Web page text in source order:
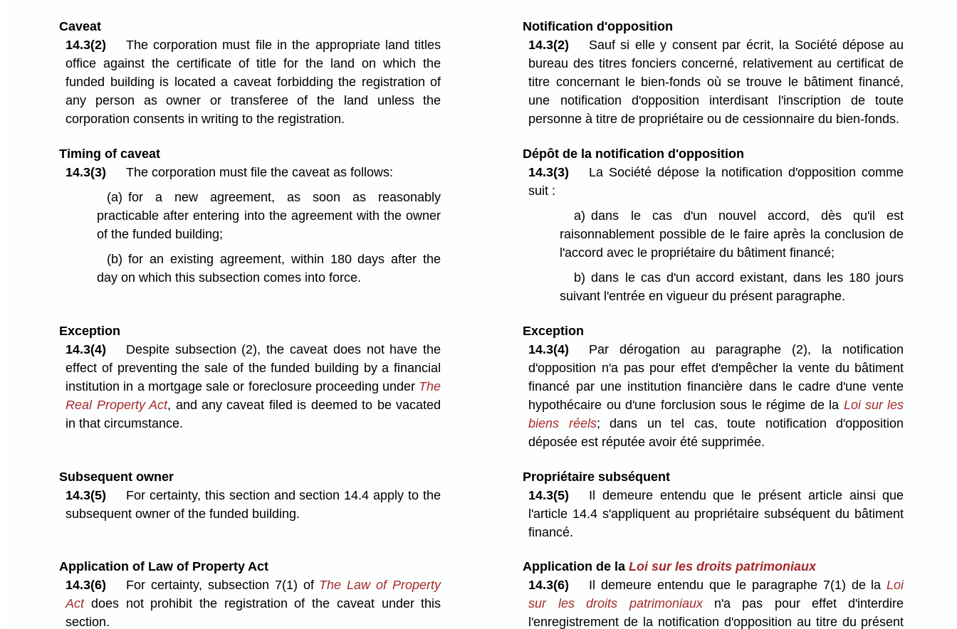
Caveat
14.3(2)
The corporation must file in the appropriate land titles
office against the certificate of title for the land on which the
funded building is located a caveat forbidding the registration of
any person as owner or transferee of the land unless the
corporation consents in writing to the registration.
Notification d'opposition
14.3(2)
Sauf si elle y consent par écrit, la Société dépose au
bureau des titres fonciers concerné, relativement au certificat de
titre concernant le bien-fonds où se trouve le bâtiment financé,
une notification d'opposition interdisant l'inscription de toute
personne à titre de propriétaire ou de cessionnaire du bien-fonds.
Timing of caveat
14.3(3)
The corporation must file the caveat as follows:
(a) for a new agreement, as soon as reasonably
practicable after entering into the agreement with the owner
of the funded building;
(b) for an existing agreement, within 180 days after the
day on which this subsection comes into force.
Dépôt de la notification d'opposition
14.3(3)
La Société dépose la notification d'opposition comme
suit :
a) dans le cas d'un nouvel accord, dès qu'il est
raisonnablement possible de le faire après la conclusion de
l'accord avec le propriétaire du bâtiment financé;
b) dans le cas d'un accord existant, dans les 180 jours
suivant l'entrée en vigueur du présent paragraphe.
Exception
14.3(4)
Despite subsection (2), the caveat does not have the
effect of preventing the sale of the funded building by a financial
institution in a mortgage sale or foreclosure proceeding under The
Real Property Act, and any caveat filed is deemed to be vacated
in that circumstance.
Exception
14.3(4)
Par dérogation au paragraphe (2), la notification
d'opposition n'a pas pour effet d'empêcher la vente du bâtiment
financé par une institution financière dans le cadre d'une vente
hypothécaire ou d'une forclusion sous le régime de la Loi sur les
biens réels; dans un tel cas, toute notification d'opposition
déposée est réputée avoir été supprimée.
Subsequent owner
14.3(5)
For certainty, this section and section 14.4 apply to the
subsequent owner of the funded building.
Propriétaire subséquent
14.3(5)
Il demeure entendu que le présent article ainsi que
l'article 14.4 s'appliquent au propriétaire subséquent du bâtiment
financé.
Application of Law of Property Act
14.3(6)
For certainty, subsection 7(1) of The Law of Property
Actdoes not prohibit the registration of the caveat under this
section.
Application de la Loi sur les droits patrimoniaux
14.3(6)
Il demeure entendu que le paragraphe 7(1) de la Loi
sur les droits patrimoniauxn'a pas pour effet d'interdire
l'enregistrement de la notification d'opposition au titre du présent